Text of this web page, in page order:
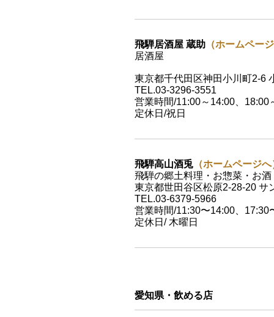
飛騨居酒屋 蔵助 （ホームペー
居酒屋
東京都千代田区神田小川町2-6
TEL.03-3296-3551
営業時間/11:00～14:00、18:00
定休日/祝日
飛騨高山酒兎 （ホームページへ
飛騨の郷土料理・お惣菜・お酒
東京都世田谷区松原2-28-20 サ
TEL.03-6379-5966
営業時間/11:30〜14:00、17:30
定休日/ 木曜日
愛知県・飲める店